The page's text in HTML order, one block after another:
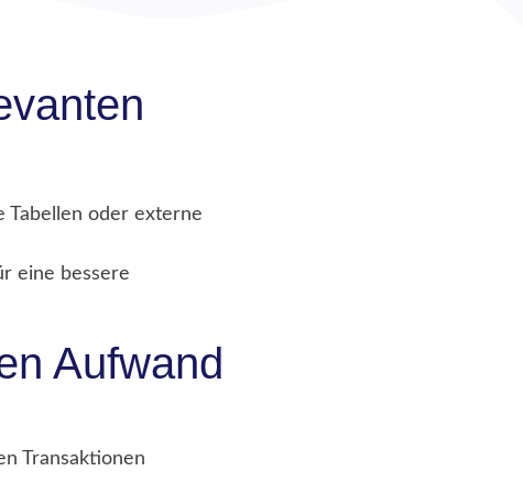
Tabellen oder externe
eine bessere
Aufwand
Transaktionen